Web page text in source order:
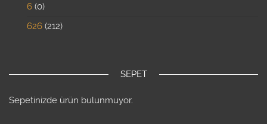
6 0
626 212
SEPET
Sepetinizde ürün bulunmuyor.